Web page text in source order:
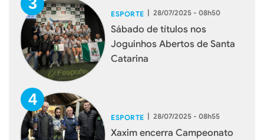
ESPORTE | 28/07/2025 - 08h50
Sábado de títulos nos
Joguinhos Abertos de Santa
Catarina
ESPORTE | 28/07/2025 - 08h55
Xaxim encerra Campeonato